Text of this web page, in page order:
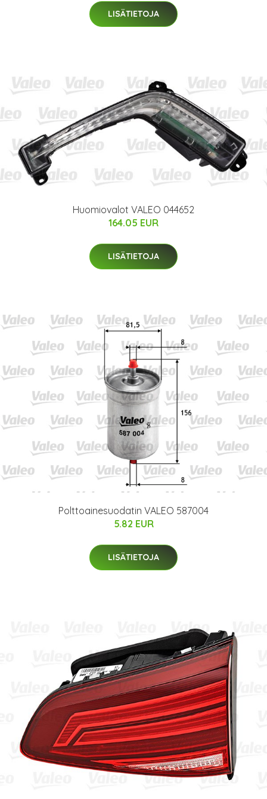
LISÄTIETOJA
Huomiovalot VALEO 044652
164.05 EUR
LISÄTIETOJA
Polttoainesuodatin VALEO 587004
5.82 EUR
LISÄTIETOJA